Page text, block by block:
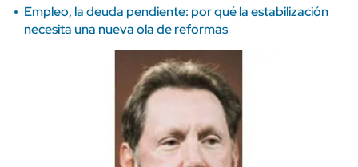
Empleo, la deuda pendiente: por qué la estabilización
necesita una nueva ola de reformas